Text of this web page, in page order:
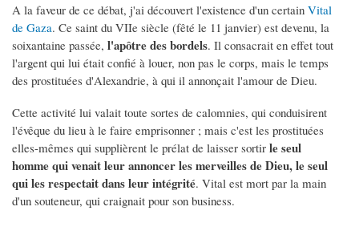
A la faveur de ce débat, j'ai découvert l'existence d'un certain Vital
de Gaza. Ce saint du VIIe siècle (fêté le 11 janvier) est devenu, la
soixantaine passée, l'apôtre des bordels. Il consacrait en effet tout
l'argent qui lui était confié à louer, non pas le corps, mais le temps
des prostituées d'Alexandrie, à qui il annonçait l'amour de Dieu.
Cette activité lui valait toute sortes de calomnies, qui conduisirent
l'évêque du lieu à le faire emprisonner ; mais c'est les prostituées
elles-mêmes qui supplièrent le prélat de laisser sortir le seul
homme qui venait leur annoncer les merveilles de Dieu, le seul
qui les respectait dans leur intégrité. Vital est mort par la main
d'un souteneur, qui craignait pour son business.